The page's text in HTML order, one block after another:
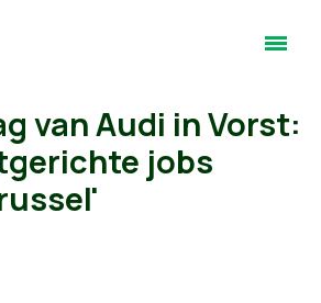
van Audi in Vorst:
jobs